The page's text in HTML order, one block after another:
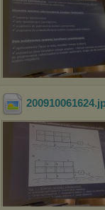
200910061624